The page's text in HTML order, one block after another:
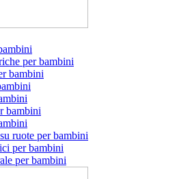
per bambini
bambini
bambini
ruote per bambini
per bambini
per bambini